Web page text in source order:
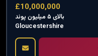
£10,000,000
بالای ۵ میلیون پوند
Gloucestershire